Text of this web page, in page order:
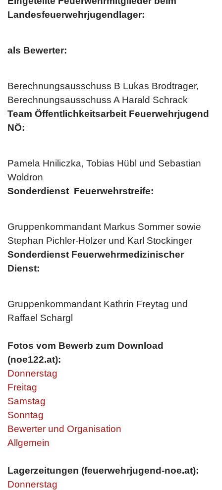
Landesfeuerwehrjugendlager:
als Bewerter:
Berechnungsausschuss B Lukas Brodtrager,
Berechnungsausschuss A Harald Schrack
Team Öffentlichkeitsarbeit Feuerwehrjugend
NÖ:
Pamela Hniliczka, Tobias Hübl und Sebastian
Woldron
Sonderdienst Feuerwehrstreife:
Gruppenkommandant Markus Sommer sowie
Stephan Pichler-Holzer und Karl Stockinger
Sonderdienst Feuerwehrmedizinischer
Dienst:
Gruppenkommandant Kathrin Freytag und
Raffael Schargl
Fotos vom Bewerb zum Download
(noe122.at):
Donnerstag
Freitag
Samstag
Sonntag
Bewerter und Organisation
Allgemein
Lagerzeitungen (feuerwehrjugend-noe.at):
Donnerstag